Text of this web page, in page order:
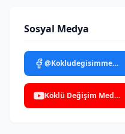
Sosyal Medya
@Kokludegisimmedya
Köklü Değişim Medya